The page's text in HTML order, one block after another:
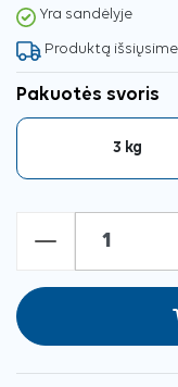
Yra sandėlyje
Produktą
Pakuotės svoris
3 kg
-